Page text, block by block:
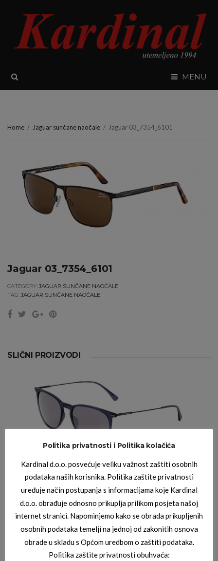
MENU
Home / Jaguar sunčane naočale / Jaguar 03_7354_6101
Jaguar 03_7354_6101
CATEGORY: JAGUAR SUNČANE NAOČALE
TAG: JAGUAR SUNČANE NAOČALE
SLIČNI PROIZVODI
JAGUAR SUNČANE NAOČALE ,JAGUAR SUNČANE NAOČALE
JAGUAR 03_7617_3100
Politika privatnosti i Politika kolačića
Kardinal d.o.o. posvećuje veliku važnost zaštiti osobnih
podataka naših korisnika. Politika zaštite privatnosti
uređuje način postupanja s informacijama koje Kardinal
d.o.o. obrađuje odnosno prikuplja prilikom posjeta našoj
internet stranici. Napominjemo kako se obrada prikupljenih
osobnih podataka temelji na jednoj od zakonitih osnova
obrade u skladu s Općom uredbom o zaštiti podataka.
Politika zaštite privatnosti obuhvaća: